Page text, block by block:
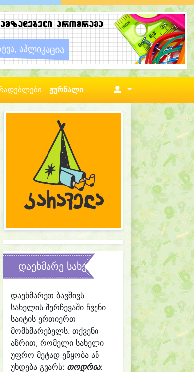
ჟურნალი
დაეხმარე სახელის შერჩევაში
დაეხმარეთ ბავშივს
სახელის შერჩევაში ჩვენი
საიტის ერთიერთ
მომხმარებელს. თქვენი
აზრით, რომელი სახელი
უფრო მეტად ეწყობა ან
უხდება გვარს: თოდრია: